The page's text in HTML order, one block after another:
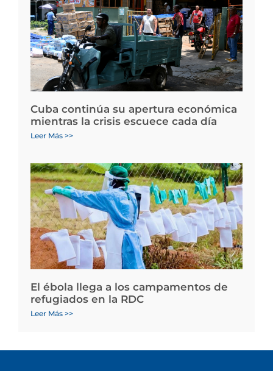
Cuba continúa su apertura económica
mientras la crisis escuece cada día
Leer Más >>
El ébola llega a los campamentos de
refugiados en la RDC
Leer Más >>